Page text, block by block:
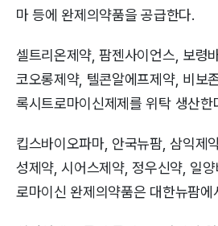
마 등에 완제의약품을 공급한다.
셀트리온제약, 팜젠사이언스, 보령
코오롱제약, 텔콘알에프제약, 비보
록시트로마이신제제를 위탁 생산한
킵스바이오파마, 안국뉴팜, 삼익제
성제약, 시어스제약, 정우신약, 일
로마이신 완제의약품은 대한뉴팜에